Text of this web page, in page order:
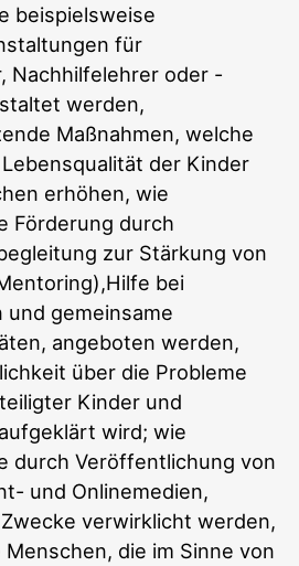
beispielsweise
für
Nachhilfelehrer oder -
werden,
Maßnahmen, welche
der Kinder
erhöhen, wie
Förderung durch
zur Stärkung von
bei
und gemeinsame
angeboten werden,
über die Probleme
Kinder und
wird; wie
durch Veröffentlichung von
und Onlinemedien,
verwirklicht werden,
die im Sinne von